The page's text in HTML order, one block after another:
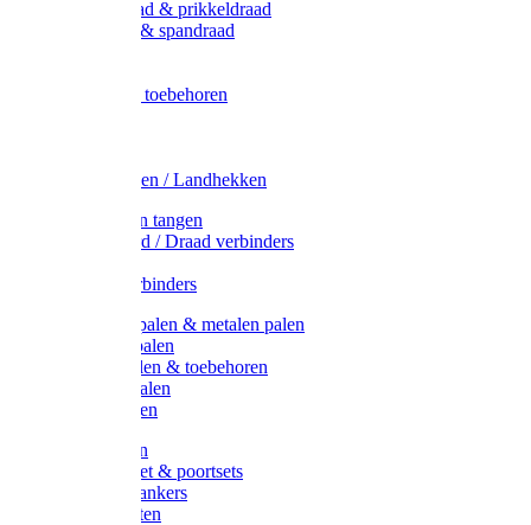
Metaal draad & prikkeldraad
Binddraad & spandraad
Afrasternet toebehoren
Weidehekken / Landhekken
Spanners en tangen
Lint / Koord / Draad verbinders
Litzclip verbinders
Recycling palen & metalen palen
Kunststof palen
T-Post t-palen & toebehoren
Glasfiber palen
Houten palen
Poortgrepen
Doorgangset & poortsets
Poortgreepankers
Weidepoorten